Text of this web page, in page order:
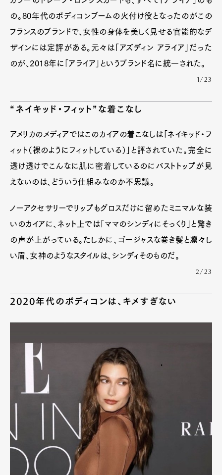
の。80年代のボディコンブームの火付け役となったのがこの
フランスのブランドで、女性の身体を美しく見せる官能的なデ
ザインには定評がある。元々は「アズディン アライア」だった
のが、2018年に「アライア」というブランド名に統一された。
1/23
“ネイキッド・フィット”な着こなし
アメリカのメディアではこのカイアの着こなしは「ネイキッド・フ
ィット（裸のようにフィットしている）」と評されていた。完全に
透け透けでこんなに肌に密着しているのにバストトップが見
えないのは、どういう仕組みなのか不思議。
ノーアクセサリーでリップもグロスだけに留めたミニマルな装
いのカイアに、ネット上では「ママのシンディにそっくり」と驚き
の声が上がっている。たしかに、ゴージャスな巻き髪と凛々し
い眉、女神のようなスタイルは、シンディそのものだ。
2/23
2020年代のボディコンは、キメすぎない